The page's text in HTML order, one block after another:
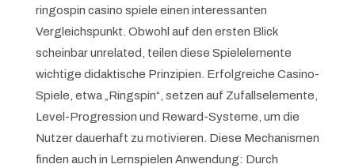
ringospin casino spiele einen interessanten
Vergleichspunkt. Obwohl auf den ersten Blick
scheinbar unrelated, teilen diese Spielelemente
wichtige didaktische Prinzipien. Erfolgreiche Casino-
Spiele, etwa „Ringspin“, setzen auf Zufallselemente,
Level-Progression und Reward-Systeme, um die
Nutzer dauerhaft zu motivieren. Diese Mechanismen
finden auch in Lernspielen Anwendung: Durch